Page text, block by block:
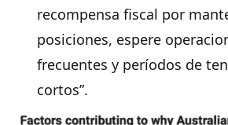
recompensa fiscal por
posiciones, espere
frecuentes y períodos de
cortos”.